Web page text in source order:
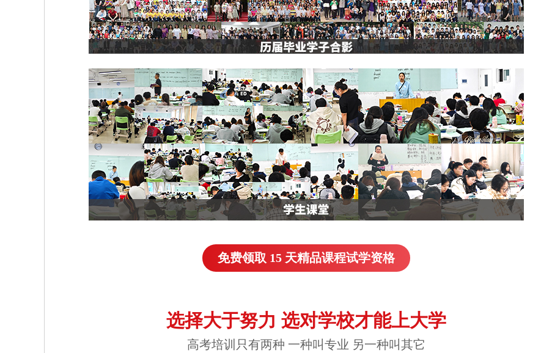
免费领取 15 天精品课程试学资格
选择大于努力 选对学校才能上大学
高考培训只有两种 一种叫专业 另一种叫其它